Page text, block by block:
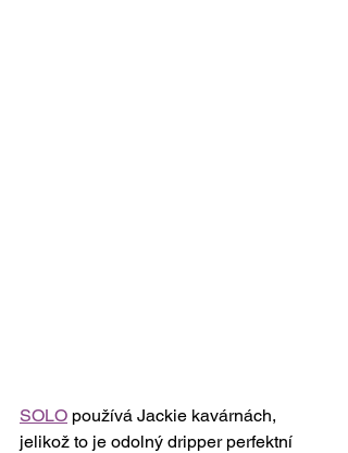
SOLO používá Jackie kavárnách,
jelikož to je odolný dripper perfektní